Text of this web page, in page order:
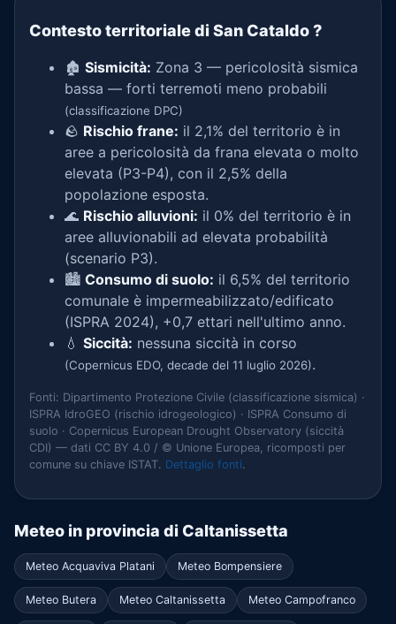
Contesto territoriale di San Cataldo?
🏚️ Sismicità: Zona 3 — pericolosità sismica
bassa — forti terremoti meno probabili
(classificazione DPC)
🪨 Rischio frane: il 2,1% del territorio è in
aree a pericolosità da frana elevata o molto
elevata (P3-P4), con il 2,5% della
popolazione esposta.
🌊 Rischio alluvioni: il 0% del territorio è in
aree alluvionabili ad elevata probabilità
(scenario P3).
🏙️ Consumo di suolo: il 6,5% del territorio
comunale è impermeabilizzato/edificato
(ISPRA 2024), +0,7 ettari nell'ultimo anno.
💧 Siccità: nessuna siccità in corso
(Copernicus EDO, decade del 11 luglio 2026).
Fonti: Dipartimento Protezione Civile (classificazione sismica) ·
ISPRA IdroGEO (rischio idrogeologico) · ISPRA Consumo di
suolo · Copernicus European Drought Observatory (siccità
CDI) — dati CC BY 4.0 / © Unione Europea, ricomposti per
comune su chiave ISTAT. Dettaglio fonti.
Meteo in provincia di Caltanissetta
Meteo Acquaviva Platani Meteo Bompensiere
Meteo Butera Meteo Caltanissetta Meteo Campofranco